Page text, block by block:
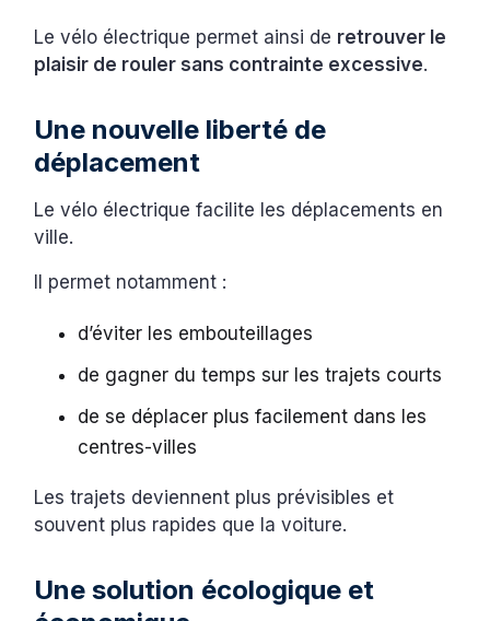
Le vélo électrique permet ainsi de retrouver le
plaisir de rouler sans contrainte excessive.
Une nouvelle liberté de
déplacement
Le vélo électrique facilite les déplacements en
ville.
Il permet notamment :
d’éviter les embouteillages
de gagner du temps sur les trajets courts
de se déplacer plus facilement dans les
centres-villes
Les trajets deviennent plus prévisibles et
souvent plus rapides que la voiture.
Une solution écologique et